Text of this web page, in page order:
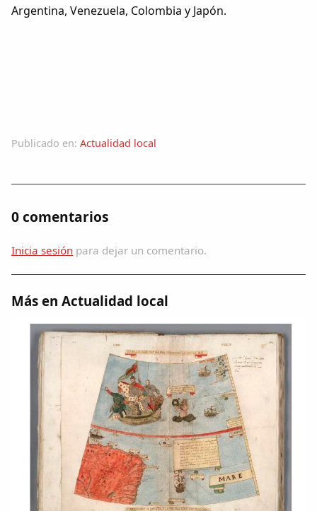
Argentina, Venezuela, Colombia y Japón.
Publicado en: Actualidad local
0 comentarios
Inicia sesión para dejar un comentario.
Más en Actualidad local